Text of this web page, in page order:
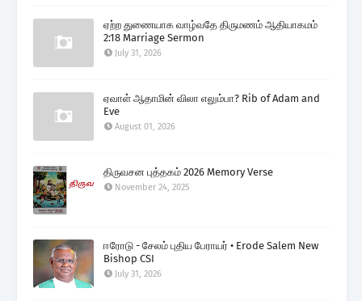
ஏற்ற துணையாக வாழ்வதே திருமணம் ஆதியாகமம்
2:18 Marriage Sermon
July 31, 2026
ஏவாள் ஆதாமின் விலா எலும்பா? Rib of Adam and
Eve
August 01, 2026
திருவசன புத்தகம் 2026 Memory Verse
November 24, 2025
ஈரோடு - சேலம் புதிய பேராயர் • Erode Salem New
Bishop CSI
July 31, 2026